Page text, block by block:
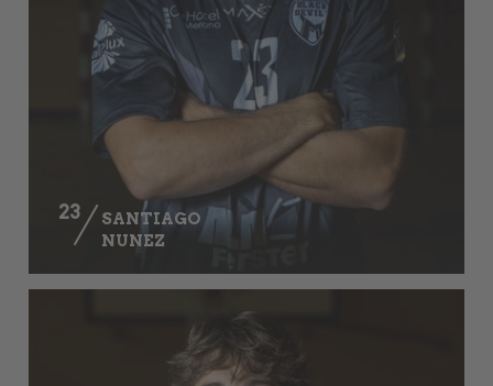
23
SANTIAGO
NUNEZ